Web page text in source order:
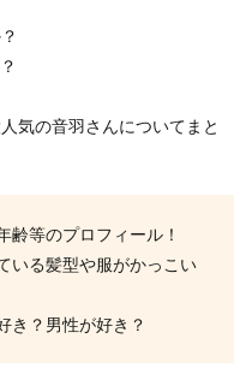
気の音羽さんについてまと
齢等のプロフィール！
いる髪型や服がかっこい
き？男性が好き？